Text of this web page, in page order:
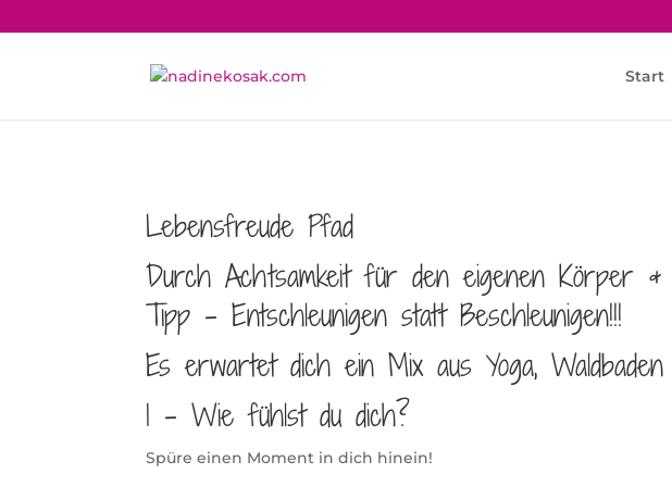
Start
Lebensfreude Pfad
Durch Achtsamkeit für den eigenen Körper
Tipp – Entschleunigen statt Beschleunigen!!!
Es erwartet dich ein Mix aus Yoga,
1 – Wie fühlst du dich?
Spüre einen Moment in dich hinein!